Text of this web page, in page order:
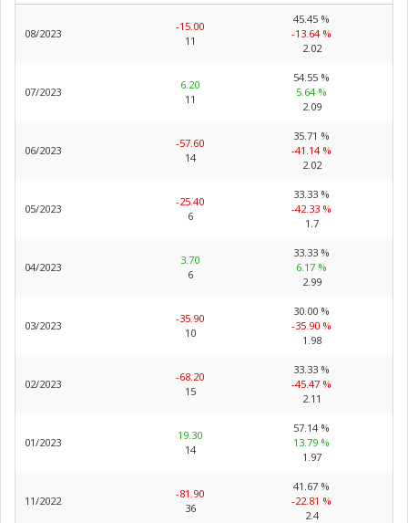
08/2023
-15.00
11
45.45 %
-13.64 %
2.02
07/2023
6.20
11
54.55 %
5.64 %
2.09
06/2023
-57.60
14
35.71 %
-41.14 %
2.02
05/2023
-25.40
6
33.33 %
-42.33 %
1.7
04/2023
3.70
6
33.33 %
6.17 %
2.99
03/2023
-35.90
10
30.00 %
-35.90 %
1.98
02/2023
-68.20
15
33.33 %
-45.47 %
2.11
01/2023
19.30
14
57.14 %
13.79 %
1.97
11/2022
-81.90
36
41.67 %
-22.81 %
2.4